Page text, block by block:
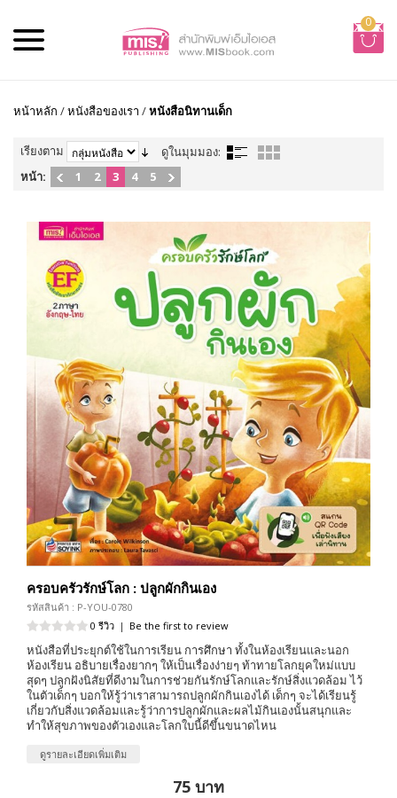
0
หน้าหลัก /หนังสือของเรา /หนังสือนิทานเด็ก
เรียงตาม
ดูในมุมมอง:
หน้า:
1 2 3 4 5
ครอบครัวรักษ์โลก : ปลูกผักกินเอง
รหัสสินค้า : P-YOU-0780
0 รีวิว | Be the first to review
หนังสือที่ประยุกต์ใช้ในการเรียน การศึกษา ทั้งในห้องเรียนและนอก
ห้องเรียน อธิบายเรื่องยากๆ ให้เป็นเรื่องง่ายๆ ท้าทายโลกยุคใหม่แบบ
สุดๆ ปลูกฝังนิสัยที่ดีงามในการช่วยกันรักษ์โลกและรักษ์สิ่งแวดล้อม ไว้
ในตัวเด็กๆ บอกให้รู้ว่าเราสามารถปลูกผักกินเองได้ เด็กๆ จะได้เรียนรู้
เกี่ยวกับสิ่งแวดล้อมและรู้ว่าการปลูกผักและผลไม้กินเองนั้นสนุกและ
ทำให้สุขภาพของตัวเองและโลกใบนี้ดีขึ้นขนาดไหน
ดูรายละเอียดเพิ่มเติม
75 บาท